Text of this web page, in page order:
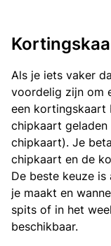
Als je iets vaker
voordelig zijn om
een
chipkaart
chipkaart). Je
chipkaart en de
De beste keuze
je maakt en
spits of in het
beschikbaar.